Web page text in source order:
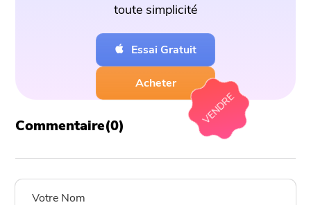
toute simplicité
Essai Gratuit
Acheter
VENDRE
Commentaire(0)